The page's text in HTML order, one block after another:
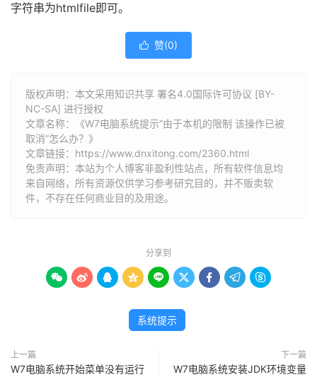
字符串为htmlfile即可。
 赞(0)
版权声明：本文采用知识共享 署名4.0国际许可协议 [BY-
NC-SA] 进行授权
文章名称：《W7电脑系统提示“由于本机的限制 该操作已被
取消”怎么办？》
文章链接： https://www.dnxitong.com/2360.html
免责声明：本站为个人博客非盈利性站点，所有软件信息均
来自网络，所有资源仅供学习参考研究目的，并不贩卖软
件，不存在任何商业目的及用途。
分享到
        
系统提示
上一篇
W7电脑系统开始菜单没有运行
下一篇
W7电脑系统安装JDK环境变量